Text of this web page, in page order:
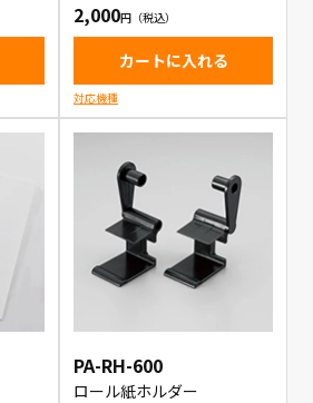
2,000
カートに入れる
対応機種
PA-RH-600
ロール紙ホルダー